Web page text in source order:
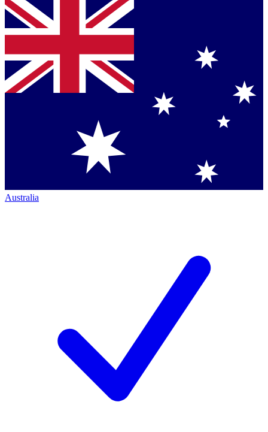
Australia